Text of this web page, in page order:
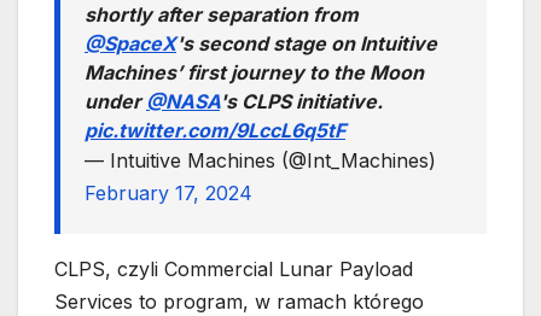
shortly after separation from
@SpaceX's second stage on Intuitive
Machines’ first journey to the Moon
under@NASA's CLPS initiative.
pic.twitter.com/9LccL6q5tF
— Intuitive Machines (@Int_Machines)
February 17, 2024
CLPS, czyli Commercial Lunar Payload
Services to program, w ramach którego